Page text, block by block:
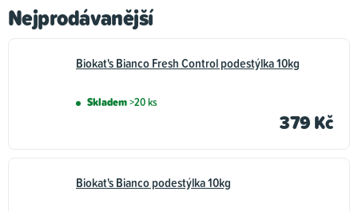
Nejprodávanější
Biokat's Bianco Fresh Control podestýlka 10kg
Skladem>20 ks
379 Kč
Biokat's Bianco podestýlka 10kg